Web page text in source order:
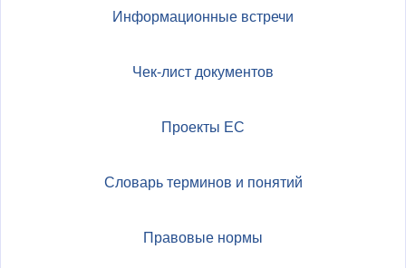
Информационные встречи
Чек-лист документов
Проекты ЕС
Словарь терминов и понятий
Правовые нормы